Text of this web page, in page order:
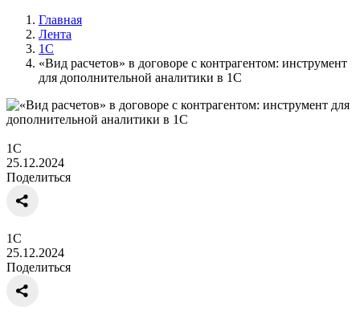
Главная
Лента
1С
«Вид расчетов» в договоре с контрагентом: инструмент
для дополнительной аналитики в 1С
1С
25.12.2024
Поделиться
1С
25.12.2024
Поделиться